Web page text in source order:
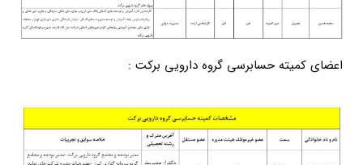
اعضای کمیته حسابرسی گروه دارویی برکت :